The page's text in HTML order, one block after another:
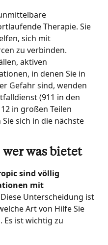
Therapie. Sie
sich mit
zu verbinden.
aktiven
in denen Sie in
Gefahr sind, wenden
(911 in den
in großen Teilen
sich in die nächste
was bietet
sind völlig
mit
Diese Unterscheidung ist
Art von Hilfe Sie
Es ist wichtig zu